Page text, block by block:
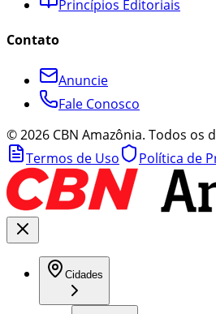
Princípios Editoriais
Contato
Anuncie
Fale Conosco
©2026 CBN Amazônia. Todos os
Termos de Uso
Política de
Cidades